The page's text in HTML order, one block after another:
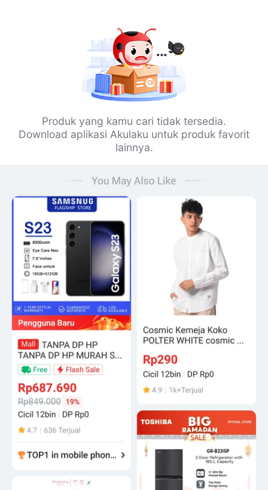
Produk yang kamu cari tidak tersedia.
Download aplikasi Akulaku untuk produk favorit
lainnya.